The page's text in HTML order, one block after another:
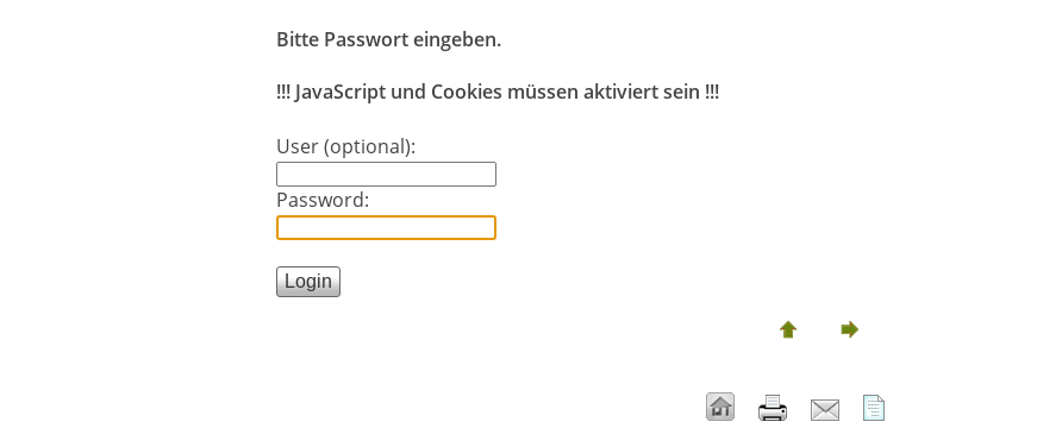
Bitte Passwort eingeben.
!!! JavaScript und Cookies müssen aktiviert sein !!!
User (optional):
Password: